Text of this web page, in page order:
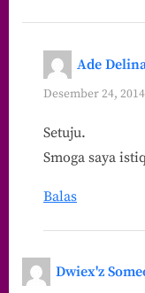
Ade
Desember 24,
Setuju.
Smoga saya
Balas
Dwiex'z